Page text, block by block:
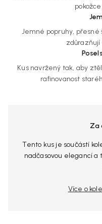
Jemné popruhy,
zdůrazňují
Kus navržený tak, aby
rafinovanost
Za
Tento kus je součástí
nadčasovou elegancí
Více o